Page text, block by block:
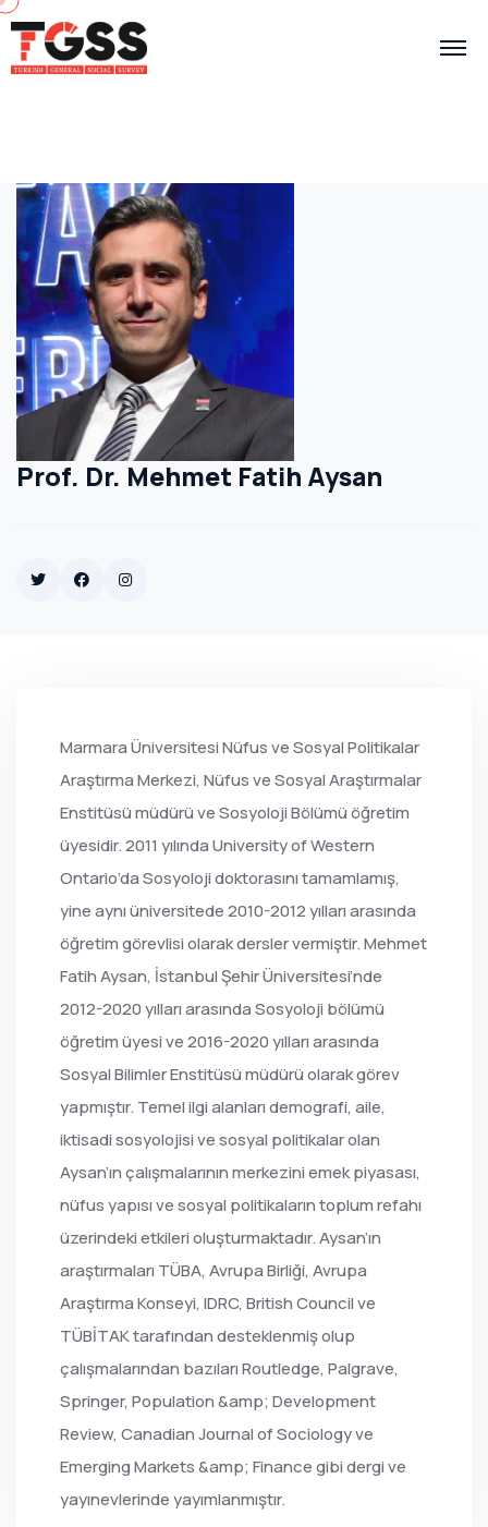
Prof. Dr. Mehmet Fatih Aysan
TwitterFacebookInstagram
Marmara Üniversitesi Nüfus ve Sosyal Politikalar
Araştırma Merkezi, Nüfus ve Sosyal Araştırmalar
Enstitüsü müdürü ve Sosyoloji Bölümü öğretim
üyesidir. 2011 yılında University of Western
Ontario’da Sosyoloji doktorasını tamamlamış,
yine aynı üniversitede 2010-2012 yılları arasında
öğretim görevlisi olarak dersler vermiştir. Mehmet
Fatih Aysan, İstanbul Şehir Üniversitesi’nde
2012-2020 yılları arasında Sosyoloji bölümü
öğretim üyesi ve 2016-2020 yılları arasında
Sosyal Bilimler Enstitüsü müdürü olarak görev
yapmıştır. Temel ilgi alanları demografi, aile,
iktisadi sosyolojisi ve sosyal politikalar olan
Aysan’ın çalışmalarının merkezini emek piyasası,
nüfus yapısı ve sosyal politikaların toplum refahı
üzerindeki etkileri oluşturmaktadır. Aysan’ın
araştırmaları TÜBA, Avrupa Birliği, Avrupa
Araştırma Konseyi, IDRC, British Council ve
TÜBİTAK tarafından desteklenmiş olup
çalışmalarından bazıları Routledge, Palgrave,
Springer, Population &amp; Development
Review, Canadian Journal of Sociology ve
Emerging Markets &amp; Finance gibi dergi ve
yayınevlerinde yayımlanmıştır.